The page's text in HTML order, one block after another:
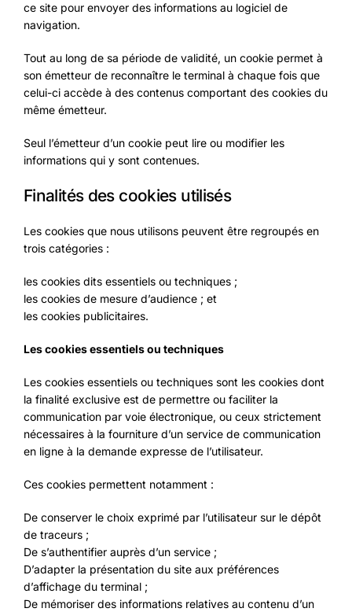
ce site pour envoyer des informations au logiciel de
navigation.
Tout au long de sa période de validité, un cookie permet à
son émetteur de reconnaître le terminal à chaque fois que
celui-ci accède à des contenus comportant des cookies du
même émetteur.
Seul l’émetteur d’un cookie peut lire ou modifier les
informations qui y sont contenues.
Finalités des cookies utilisés
Les cookies que nous utilisons peuvent être regroupés en
trois catégories :
les cookies dits essentiels ou techniques ;
les cookies de mesure d’audience ; et
les cookies publicitaires.
Les cookies essentiels ou techniques
Les cookies essentiels ou techniques sont les cookies dont
la finalité exclusive est de permettre ou faciliter la
communication par voie électronique, ou ceux strictement
nécessaires à la fourniture d’un service de communication
en ligne à la demande expresse de l’utilisateur.
Ces cookies permettent notamment :
De conserver le choix exprimé par l’utilisateur sur le dépôt
de traceurs ;
De s’authentifier auprès d’un service ;
D’adapter la présentation du site aux préférences
d’affichage du terminal ;
De mémoriser des informations relatives au contenu d’un